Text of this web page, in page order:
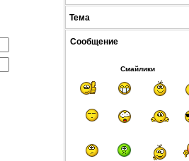
Тема
Сообщение
Смайлики